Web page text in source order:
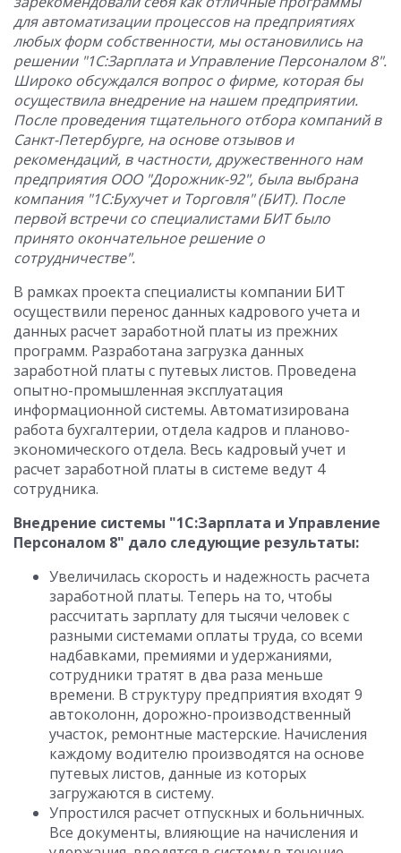
для автоматизации процессов на предприятиях
любых форм собственности, мы остановились на
решении "1С:Зарплата и Управление Персоналом 8".
Широко обсуждался вопрос о фирме, которая бы
осуществила внедрение на нашем предприятии.
После проведения тщательного отбора компаний в
Санкт-Петербурге, на основе отзывов и
рекомендаций, в частности, дружественного нам
предприятия ООО "Дорожник-92", была выбрана
компания "1С:Бухучет и Торговля" (БИТ). После
первой встречи со специалистами БИТ было
принято окончательное решение о
сотрудничестве".
В рамках проекта специалисты компании БИТ
осуществили перенос данных кадрового учета и
данных расчет заработной платы из прежних
программ. Разработана загрузка данных
заработной платы с путевых листов. Проведена
опытно-промышленная эксплуатация
информационной системы. Автоматизирована
работа бухгалтерии, отдела кадров и планово-
экономического отдела. Весь кадровый учет и
расчет заработной платы в системе ведут 4
сотрудника.
Внедрение системы "1С:Зарплата и Управление
Персоналом 8" дало следующие результаты:
Увеличилась скорость и надежность расчета
заработной платы. Теперь на то, чтобы
рассчитать зарплату для тысячи человек с
разными системами оплаты труда, со всеми
надбавками, премиями и удержаниями,
сотрудники тратят в два раза меньше
времени. В структуру предприятия входят 9
автоколонн, дорожно-производственный
участок, ремонтные мастерские. Начисления
каждому водителю производятся на основе
путевых листов, данные из которых
загружаются в систему.
Упростился расчет отпускных и больничных.
Все документы, влияющие на начисления и